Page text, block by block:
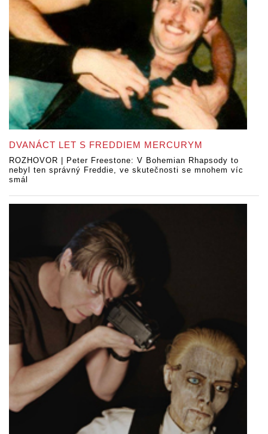
DVANÁCT LET S FREDDIEM MERCURYM
ROZHOVOR | Peter Freestone: V Bohemian Rhapsody to
nebyl ten správný Freddie, ve skutečnosti se mnohem víc
smál